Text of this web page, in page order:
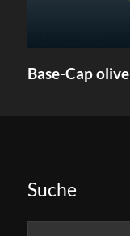
Base-Cap olive
Suche